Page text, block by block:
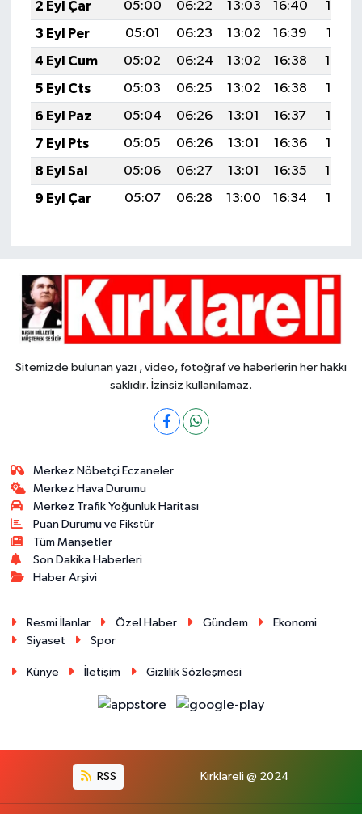
2 Eyl Çar
05:00 06:22 13:03 16:40
19:33
3 Eyl Per
05:01 06:23 13:02 16:39
19:31
4 Eyl Cum
05:02 06:24 13:02 16:38
19:30
5 Eyl Cts
05:03 06:25 13:02 16:38
19:28
6 Eyl Paz
05:04 06:26 13:01 16:37
19:27
7 Eyl Pts
05:05 06:26 13:01 16:36
19:25
8 Eyl Sal
05:06 06:27 13:01 16:35
19:24
9 Eyl Çar
05:07 06:28 13:00 16:34 19:23
Sitemizde bulunan yazı , video, fotoğraf ve haberlerin her hakkı
saklıdır. İzinsiz kullanılamaz.
Merkez Nöbetçi Eczaneler
Merkez Hava Durumu
Merkez Trafik Yoğunluk Haritası
Puan Durumu ve Fikstür
Tüm Manşetler
Son Dakika Haberleri
Haber Arşivi
Resmi İlanlar Özel Haber Gündem
Ekonomi
Siyaset
Spor
Künye İletişim Gizlilik Sözleşmesi
RSS Kırklareli @ 2024